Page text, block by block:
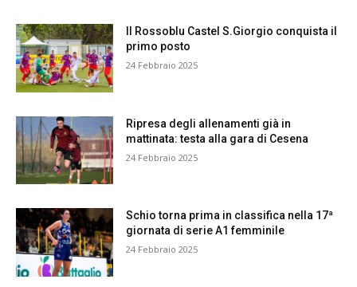
Il Rossoblu Castel S.Giorgio conquista il
primo posto
24 Febbraio 2025
Ripresa degli allenamenti già in
mattinata: testa alla gara di Cesena
24 Febbraio 2025
Schio torna prima in classifica nella 17ª
giornata di serie A1 femminile
24 Febbraio 2025